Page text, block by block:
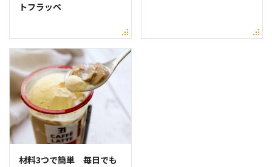
トフラッペ
材料3つで簡単 毎日でも